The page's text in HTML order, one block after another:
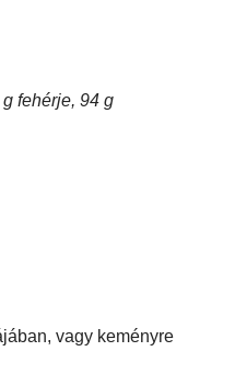
fehérje, 94 g
vagy keményre